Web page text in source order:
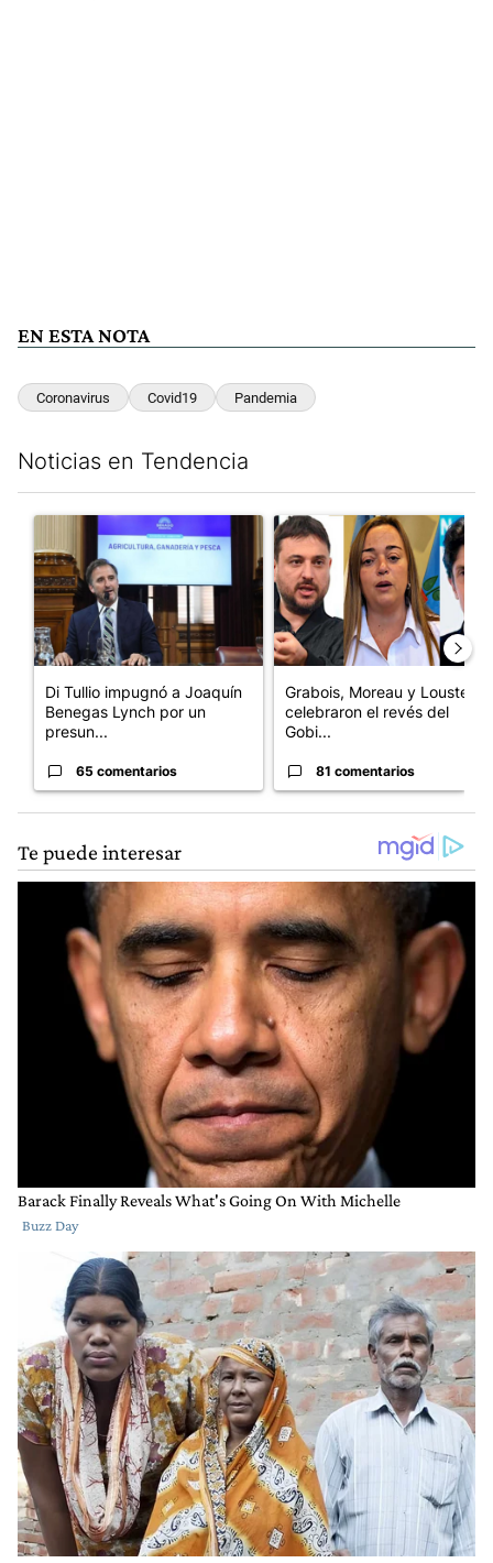
EN ESTA NOTA
Coronavirus Covid19 Pandemia
Noticias en Tendencia
Un artículo de tendencia con el título "Di Tullio impugnó a
Di Tullio impugnó a Joaquín
Benegas Lynch por un
presun...
65 comentarios
Un artículo de tendencia con
Grabois, Moreau y Lousteau
celebraron el revés del
Gobi...
81 comentarios